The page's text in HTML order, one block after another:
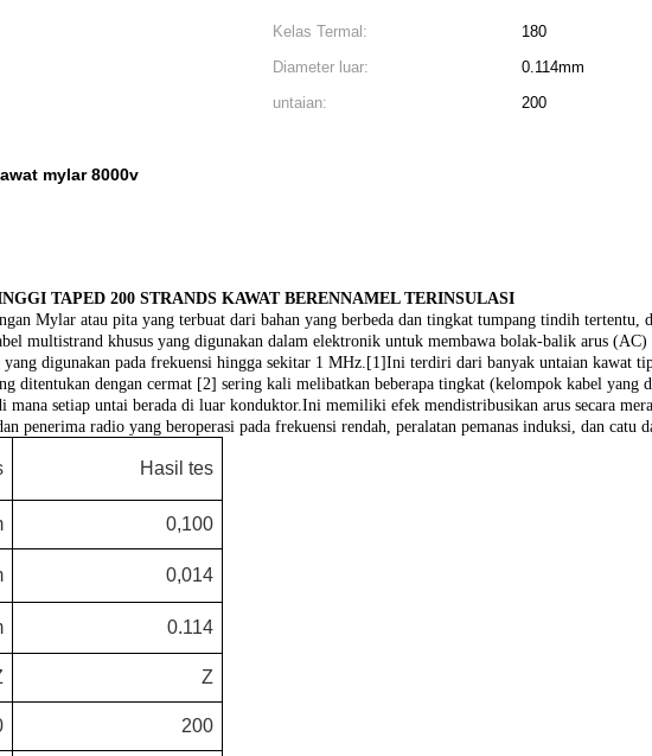
Kelas Termal:
180
Diameter luar:
0.114mm
untaian:
200
mylar 8000v
TAPED 200 STRANDS KAWAT BERENNAMEL TERINSULASI
Mylar atau pita yang terbuat dari bahan yang berbeda dan tingkat tumpang tindih tertentu,
multistrand khusus yang digunakan dalam elektronik untuk membawa bolak-balik arus
digunakan pada frekuensi hingga sekitar 1 MHz.[1]Ini terdiri dari banyak untaian kawat
ditentukan dengan cermat [2] sering kali melibatkan beberapa tingkat (kelompok kabel
setiap untai berada di luar konduktor.Ini memiliki efek mendistribusikan arus secara
penerima radio yang beroperasi pada frekuensi rendah, peralatan pemanas induksi, dan catu
Hasil tes
0,100
0,014
0.114
Z
200